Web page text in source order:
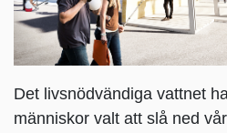
Det livsnödvändiga vattnet
människor valt att slå ned